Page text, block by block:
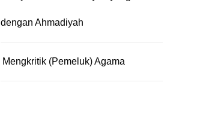
dengan Ahmadiyah
Mengkritik (Pemeluk) Agama